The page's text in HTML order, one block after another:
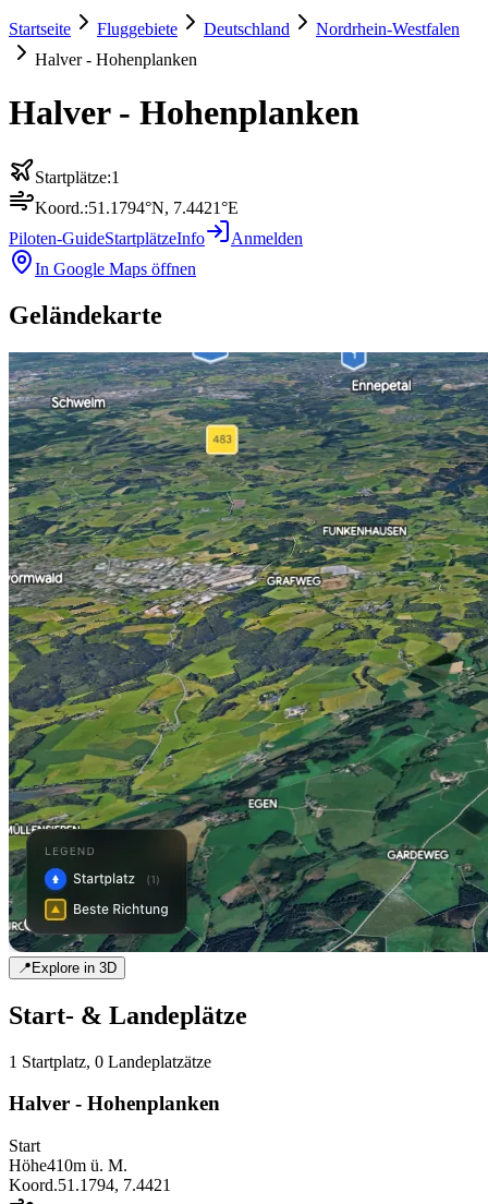
Startseite Fluggebiete Deutschland
Nordrhein-Westfalen
Halver - Hohenplanken
Halver - Hohenplanken
Startplätze:1
Koord.:51.1794°N, 7.4421°E
Piloten-GuideStartplätzeInfo
Anmelden
In Google Maps öffnen
Geländekarte
📍Explore in 3D
Start- & Landeplätze
1 Startplatz, 0 Landeplatzätze
Halver - Hohenplanken
Start
Höhe410m ü. M.
Koord.51.1794, 7.4421